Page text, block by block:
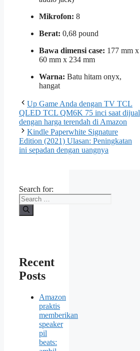
Mikrofon: 8
Berat: 0,68 pound
Bawa dimensi case: 177 mm x
60 mm x 234 mm
Warna: Batu hitam onyx,
hangat
Up Game Anda dengan TV TCL
QLED TCL QM6K 75 inci saat dijual
dengan harga terendah di Amazon
Kindle Paperwhite Signature
Edition (2021) Ulasan: Peningkatan
ini sepadan dengan uangnya
Search for:
Recent
Posts
Amazon
praktis
memberikan
speaker
pil
beats: